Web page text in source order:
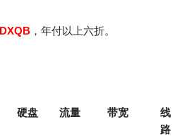
，年付以上六折。
硬盘 流量 带宽
线
路